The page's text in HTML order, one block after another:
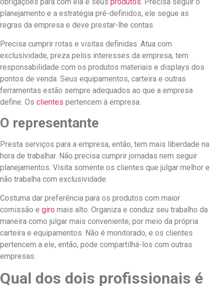
obrigações para com ela e seus produtos. Precisa seguir o
planejamento e a estratégia pré-definidos, ele segue as
regras da empresa e deve prestar-lhe contas.
Precisa cumprir rotas e visitas definidas. Atua com
exclusividade, preza pelos interesses da empresa, tem
responsabilidade com os produtos materiais e displays dos
pontos de venda. Seus equipamentos, carteira e outras
ferramentas estão sempre adequados ao que a empresa
define. Os clientes pertencem à empresa.
O representante
Presta serviços para a empresa, então, tem mais liberdade na
hora de trabalhar. Não precisa cumprir jornadas nem seguir
planejamentos. Visita somente os clientes que julgar melhor e
não trabalha com exclusividade.
Costuma dar preferência para os produtos com maior
comissão e giro mais alto. Organiza e conduz seu trabalho da
maneira como julgar mais conveniente, por meio da própria
carteira e equipamentos. Não é monitorado, e os clientes
pertencem a ele, então, pode compartilhá-los com outras
empresas.
Qual dos dois profissionais é